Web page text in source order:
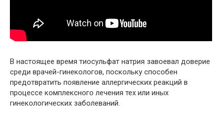
В настоящее время тиосульфат натрия завоевал доверие
среди врачей-гинекологов, поскольку способен
предотвратить появление аллергических реакций в
процессе комплексного лечения тех или иных
гинекологических заболеваний.